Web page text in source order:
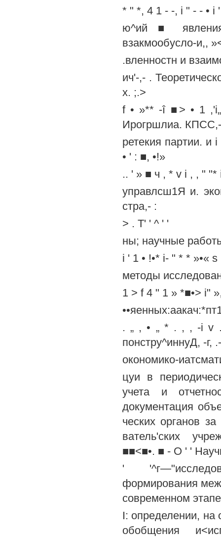
* " *, 4 1 - -, i " - - • i
ю^ий ■
взакмообусло-и,,
.вленностн и
ич'-,- .
х. ;.>
f • »** -î ■> • 1
Ирогршлиа.
ретекия партии. и
• ' : ■, •!»
.. ' » ■ ч , * v i , , "
управлсш1Я и.
стра,- :
> . Т' ' ^ ' '
ны; научные
i ' 1 • !•* i- " * * »•«
методы
1 > f 4 " 1 » *■•> i"
. „ , • „ * . , , -i v . -
понстру^иннуД, -г,
окономико-
цуи в
учета и
документация
ческих органов
ватель'ских
■■<■•. ■ - О ' '
'
формирования
современном
I: определении, на
обобщения